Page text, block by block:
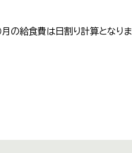
の給食費は日割り計算となりま